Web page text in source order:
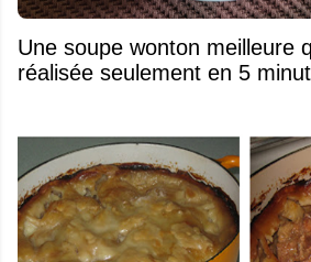
Une soupe wonton meilleure
réalisée seulement en 5